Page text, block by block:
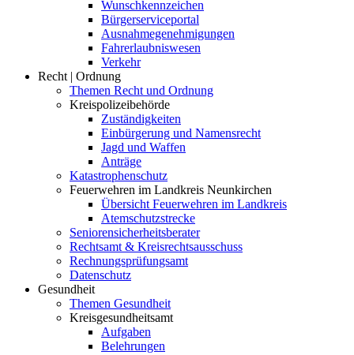
Wunschkennzeichen
Bürgerserviceportal
Ausnahmegenehmigungen
Fahrerlaubniswesen
Verkehr
Recht | Ordnung
Themen Recht und Ordnung
Kreispolizeibehörde
Zuständigkeiten
Einbürgerung und Namensrecht
Jagd und Waffen
Anträge
Katastrophenschutz
Feuerwehren im Landkreis Neunkirchen
Übersicht Feuerwehren im Landkreis
Atemschutzstrecke
Seniorensicherheitsberater
Rechtsamt & Kreisrechtsausschuss
Rechnungsprüfungsamt
Datenschutz
Gesundheit
Themen Gesundheit
Kreisgesundheitsamt
Aufgaben
Belehrungen